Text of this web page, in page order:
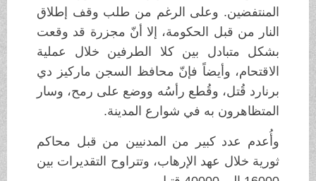
المنتفضين. وعلى الرغم من طلب وقف إطلاق
النار من قبل الحكومة، إلا أنّ مجزرة قد وقعت
بشكل متبادل بين كلا الطرفين خلال عملية
الاقتحام، وأيضاً فإنّ محافظ السجن ماركيز دي
برنارد قُتل، وقُطع رأسُه ووضع على رمح، وسار
المتظاهرون به في شوارع المدينة.
وأُعدم عدد كبير من المدنيين من قبل محاكم
ثورية خلال عهد الإرهاب، وتتراوح التقديرات بين